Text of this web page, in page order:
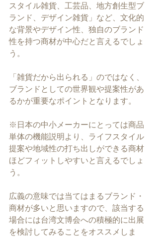
スタイル雑貨、工芸品、地方創生型ブ
ランド、デザイン雑貨」など、文化的
な背景やデザイン性、独自のブランド
性を持つ商材が中心だと言えるでしょ
う。
「雑貨だから出られる」のではなく、
ブランドとしての世界観や提案性があ
るかが重要なポイントとなります。
※日本の中小メーカーにとっては商品
単体の機能説明より、ライフスタイル
提案や地域性の打ち出しができる商材
ほどフィットしやすいと言えるでしょ
う。
広義の意味では当てはまるブランド・
商材が多いと思いますので、該当する
場合には台湾文博会への積極的に出展
を検討してみることをオススメしま